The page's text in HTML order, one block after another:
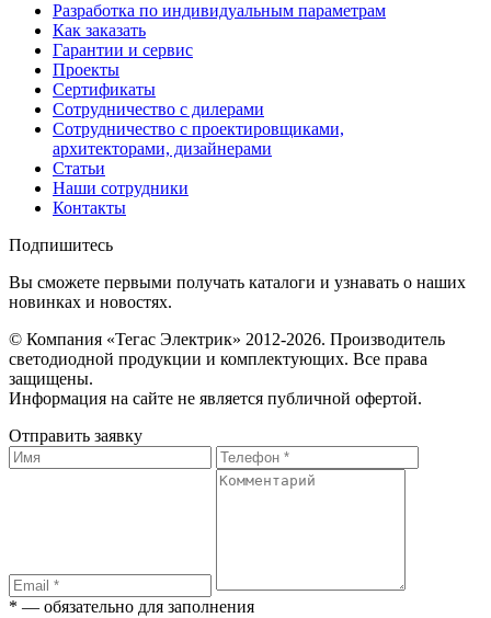
Разработка по индивидуальным параметрам
Как заказать
Гарантии и сервис
Проекты
Сертификаты
Сотрудничество с дилерами
Сотрудничество с проектировщиками,
архитекторами, дизайнерами
Статьи
Наши сотрудники
Контакты
Подпишитесь
Вы сможете первыми получать каталоги и узнавать о наших
новинках и новостях.
© Компания «Тегас Электрик» 2012-2026. Производитель
светодиодной продукции и комплектующих. Все права
защищены.
Информация на сайте не является публичной офертой.
Отправить заявку
* — обязательно для заполнения